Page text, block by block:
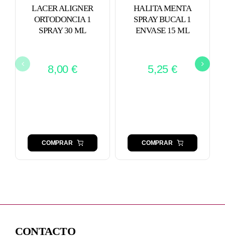
LACER ALIGNER
ORTODONCIA 1
SPRAY 30 ML
8,00€
COMPRAR
HALITA MENTA
SPRAY BUCAL 1
ENVASE 15 ML
5,25€
COMPRAR
CONTACTO